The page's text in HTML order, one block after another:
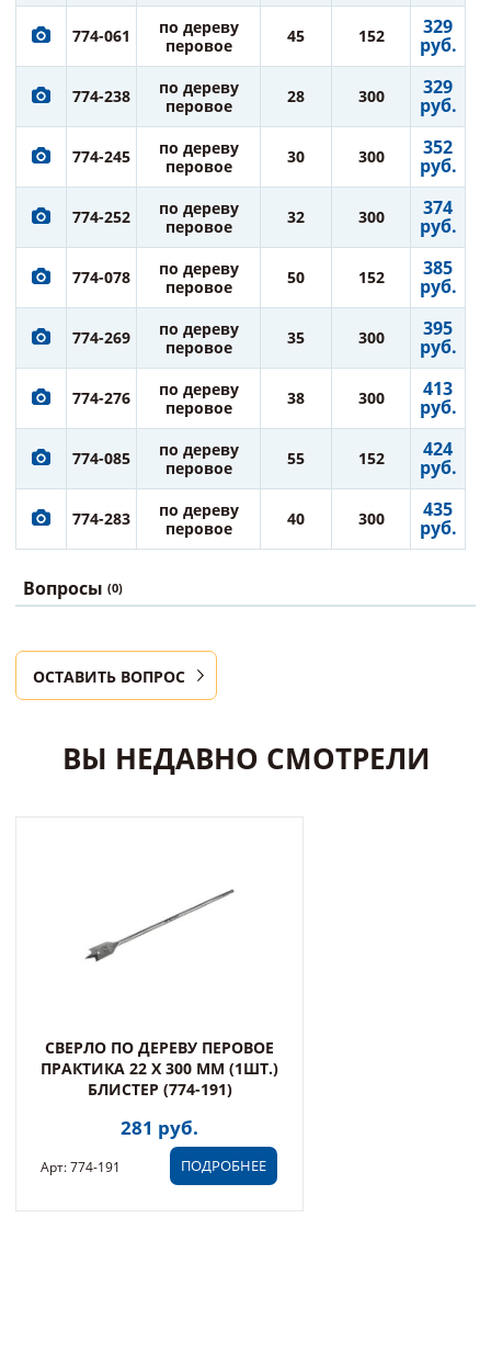
774-061
по дереву
перовое
45 152 329
руб.
774-238
по дереву
перовое
28 300 329
руб.
774-245
по дереву
перовое
30 300 352
руб.
774-252
по дереву
перовое
32 300 374
руб.
774-078
по дереву
перовое
50 152 385
руб.
774-269
по дереву
перовое
35 300 395
руб.
774-276
по дереву
перовое
38 300 413
руб.
774-085
по дереву
перовое
55 152 424
руб.
774-283
по дереву
перовое
40 300 435
руб.
Вопросы (0)
ОСТАВИТЬ ВОПРОС
ВЫ НЕДАВНО СМОТРЕЛИ
СВЕРЛО ПО ДЕРЕВУ ПЕРОВОЕ
ПРАКТИКА 22 Х 300 ММ (1ШТ.)
БЛИСТЕР (774-191)
281 руб.
ПОДРОБНЕЕ
Арт: 774-191